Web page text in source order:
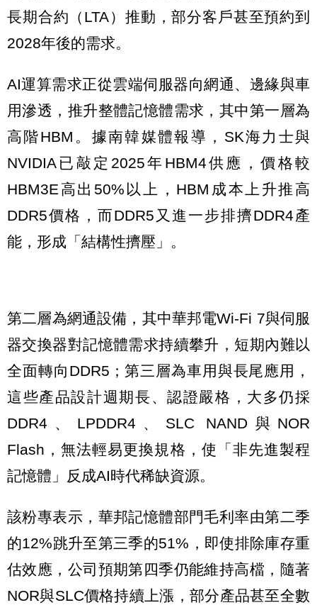
長期合約（LTA）推動，部分客戶甚至預約到
2028年後的需求。
AI運算需求正從雲端伺服器向網通、邊緣與車
用滲透，推升整體記憶體需求，其中第一層為
高階HBM。據南韓媒體報導，SK海力士與
NVIDIA已敲定2025年HBM4供應，價格較
HBM3E高出50%以上，HBM成本上升推高
DDR5價格，而DDR5又進一步排擠DDR4產
能，形成「結構性擠壓」。
第二層為網通設備，其中華邦電Wi-Fi 7與伺服
器交換器對記憶體需求持續攀升，短期內難以
全面轉向DDR5；第三層為車用與長尾應用，
這些產品設計週期長、認證嚴格，大多仍採
DDR4、LPDDR4、SLC NAND與NOR
Flash，無法輕易更換規格，使「非先進製程
記憶體」反成AI時代稀缺資源。
該粉專表示，華邦記憶體部門毛利率由第二季
的12%跳升至第三季的51%，即使排除庫存重
估效應，公司預期第四季仍能維持高檔，隨著
NOR與SLC價格持續上漲，部分產品甚至全數